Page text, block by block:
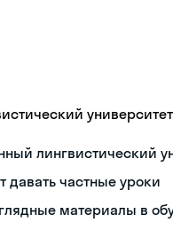
университет
лингвистический
давать частные уроки
материалы в